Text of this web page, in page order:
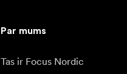
Par mums
Tas ir Focus Nordic